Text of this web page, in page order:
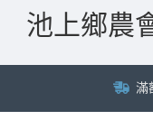
池上鄉農
滿